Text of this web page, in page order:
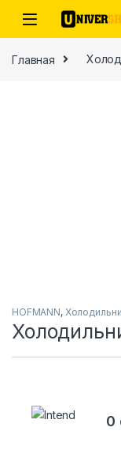
Skip to navigation
Skip to content
Главная
HOFMANN,
0